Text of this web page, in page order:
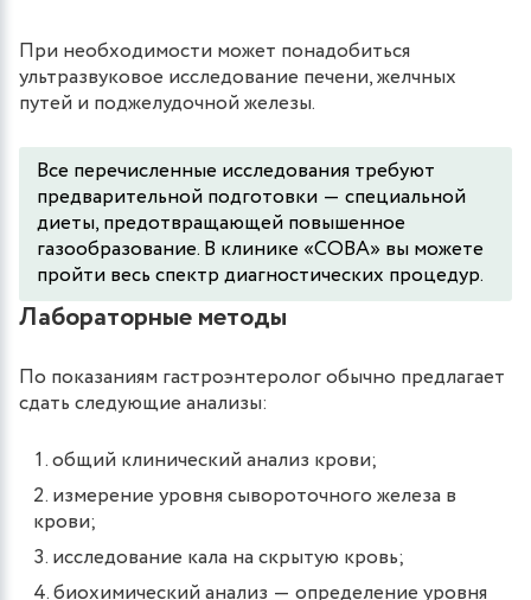
При необходимости может понадобиться
ультразвуковое исследование печени, желчных
путей и поджелудочной железы.
Все перечисленные исследования требуют
предварительной подготовки ― специальной
диеты, предотвращающей повышенное
газообразование. В клинике «СОВА» вы можете
пройти весь спектр диагностических процедур.
Лабораторные методы
По показаниям гастроэнтеролог обычно предлагает
сдать следующие анализы:
общий клинический анализ крови;
измерение уровня сывороточного железа в
крови;
исследование кала на скрытую кровь;
биохимический анализ ― определение уровня